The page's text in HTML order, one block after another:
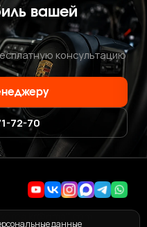
вашей
консультацию
72-70
данные